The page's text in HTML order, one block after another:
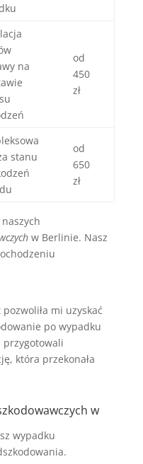
na
od
450
zł
stanu
od
650
zł
w Berlinie. Nasz
mi uzyskać
po wypadku
przygotowali
która przekonała
w
wypadku